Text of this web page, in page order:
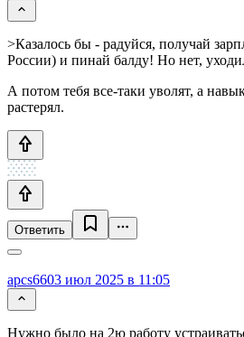
>Казалось бы - радуйся, получай
России) и пинай балду! Но нет,
А потом тебя все-таки уволят, а
растерял.
Ответить
apcs6603 июл 2025 в 11:05
Нужно было на 2ю работу